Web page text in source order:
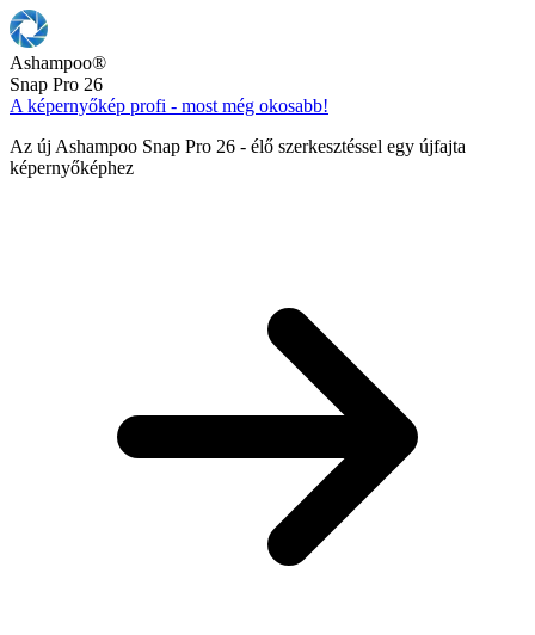
Ashampoo®
Snap Pro 26
A képernyőkép profi - most még okosabb!
Az új Ashampoo Snap Pro 26 - élő szerkesztéssel egy újfajta
képernyőképhez